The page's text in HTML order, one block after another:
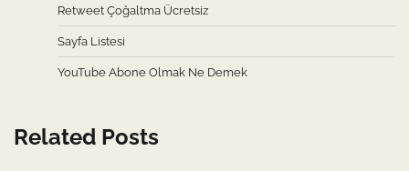
Retweet Çoğaltma Ücretsiz
Sayfa Listesi
YouTube Abone Olmak Ne Demek
Related Posts